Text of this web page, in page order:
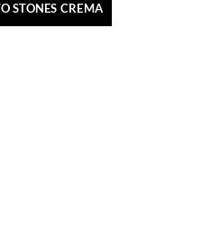
STONES CREMA